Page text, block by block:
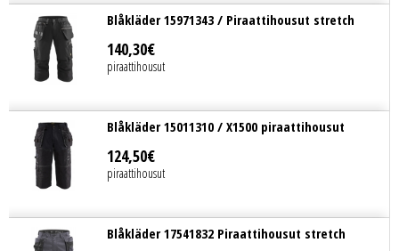
Blåkläder 15971343 / Piraattihousut stretch
140,30€
piraattihousut
Blåkläder 15011310 / X1500 piraattihousut
124,50€
piraattihousut
Blåkläder 17541832 Piraattihousut stretch